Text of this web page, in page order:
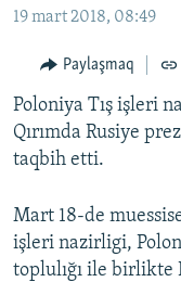
qaytmaq
qaytmaq
CEMİYET
MEDENİYET
İNSAN AQLARI
VİDEO
BLOGLAR
FİKİR
19 mart 2018, 08:49
Paylaşmaq
Poloniya Tış işleri
Qırımda Rusiye
taqbih etti.
Mart 18-de
işleri nazirligi,
toplulığı ile birlikte